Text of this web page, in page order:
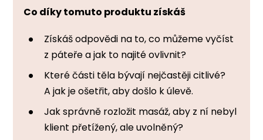
Co díky tomuto produktu získáš
Získáš odpovědi na to, co můžeme vyčíst
z páteře a jak to najité ovlivnit?
Které části těla bývají nejčastěji citlivé?
A jak je ošetřit, aby došlo k úlevě.
Jak správně rozložit masáž, aby z ní nebyl
klient přetížený, ale uvolněný?